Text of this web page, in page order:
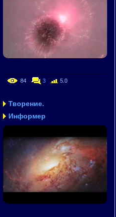
84 3 5.0
Творение.
Информер